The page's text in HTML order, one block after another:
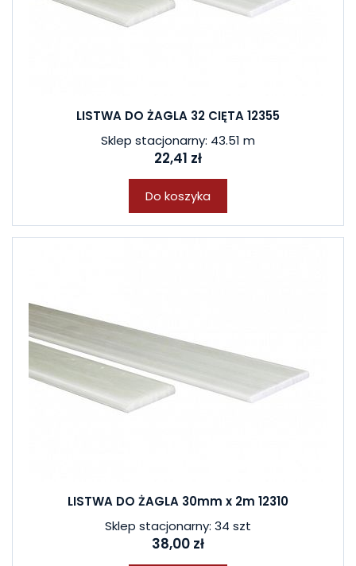
LISTWA DO ŻAGLA 32 CIĘTA 12355
Sklep stacjonarny: 43.51 m
22,41 zł
Do koszyka
LISTWA DO ŻAGLA 30mm x 2m 12310
Sklep stacjonarny: 34 szt
38,00 zł